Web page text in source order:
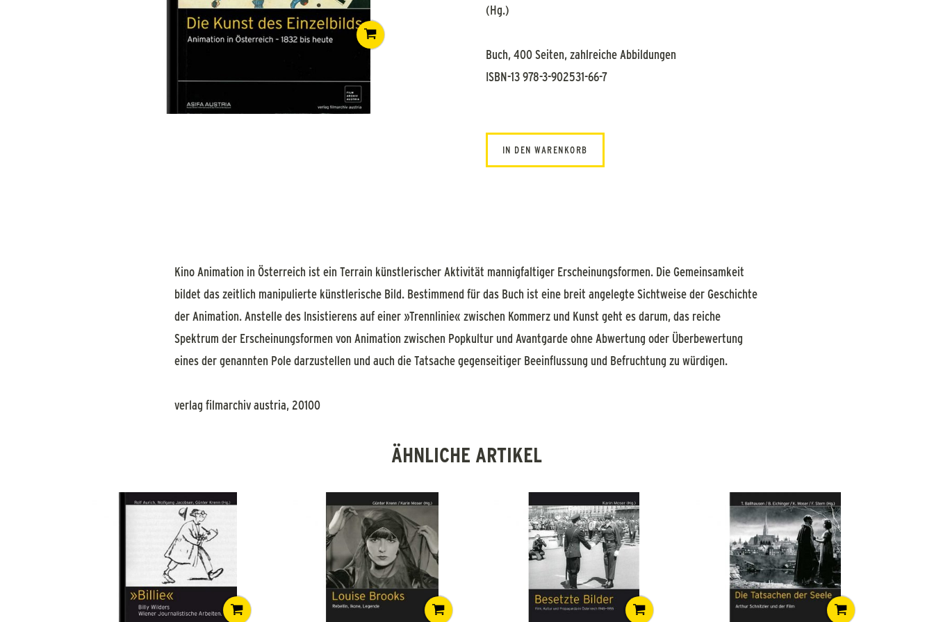
(Hg.)
Buch, 400 Seiten, zahlreiche Abbildungen
ISBN-13 978-3-902531-66-7
IN DEN WARENKORB
Kino Animation in Österreich ist ein Terrain künstlerischer Aktivität mannigfaltiger Erscheinungsformen. Die Gemeinsamkeit
bildet das zeitlich manipulierte künstlerische Bild. Bestimmend für das Buch ist eine breit angelegte Sichtweise der Geschichte
der Animation. Anstelle des Insistierens auf einer »Trennlinie« zwischen Kommerz und Kunst geht es darum, das reiche
Spektrum der Erscheinungsformen von Animation zwischen Popkultur und Avantgarde ohne Abwertung oder Überbewertung
eines der genannten Pole darzustellen und auch die Tatsache gegenseitiger Beeinflussung und Befruchtung zu würdigen.
verlag filmarchiv austria, 20100
ÄHNLICHE ARTIKEL